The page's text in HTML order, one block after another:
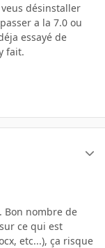
désinstaller
a la 7.0 ou
essayé de
fait.
Bon nombre de
ce qui est
etc...), ça risque